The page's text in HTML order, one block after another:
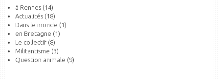
à Rennes (14)
Actualités (18)
Dans le monde (1)
en Bretagne (1)
Le collectif (8)
Militantisme (3)
Question animale (9)